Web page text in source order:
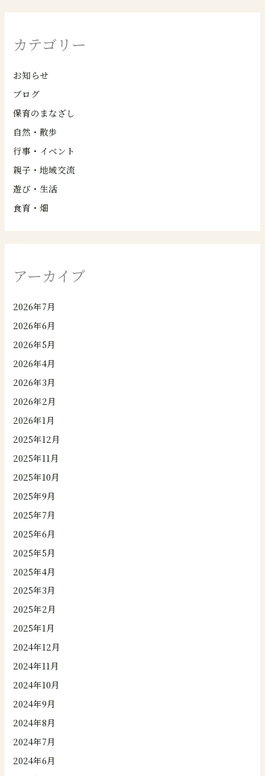
カテゴリー
お知らせ
ブログ
保育のまなざし
自然・散歩
行事・イベント
親子・地域交流
遊び・生活
食育・畑
アーカイブ
2026年7月
2026年6月
2026年5月
2026年4月
2026年3月
2026年2月
2026年1月
2025年12月
2025年11月
2025年10月
2025年9月
2025年7月
2025年6月
2025年5月
2025年4月
2025年3月
2025年2月
2025年1月
2024年12月
2024年11月
2024年10月
2024年9月
2024年8月
2024年7月
2024年6月